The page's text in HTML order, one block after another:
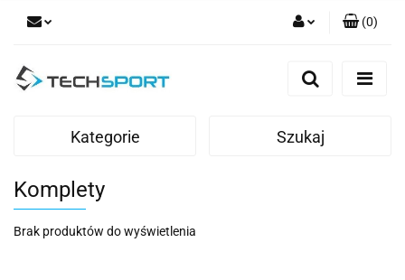
Zaloguj się
(0)
Kategorie Szukaj
Komplety
Brak produktów do wyświetlenia